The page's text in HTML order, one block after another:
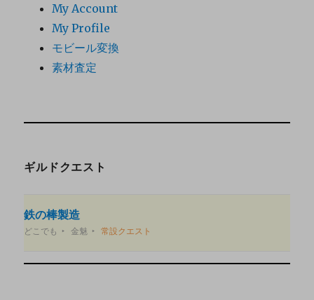
My Account
My Profile
モビール変換
素材査定
ギルドクエスト
鉄の棒製造
どこでも 金魅 常設クエスト